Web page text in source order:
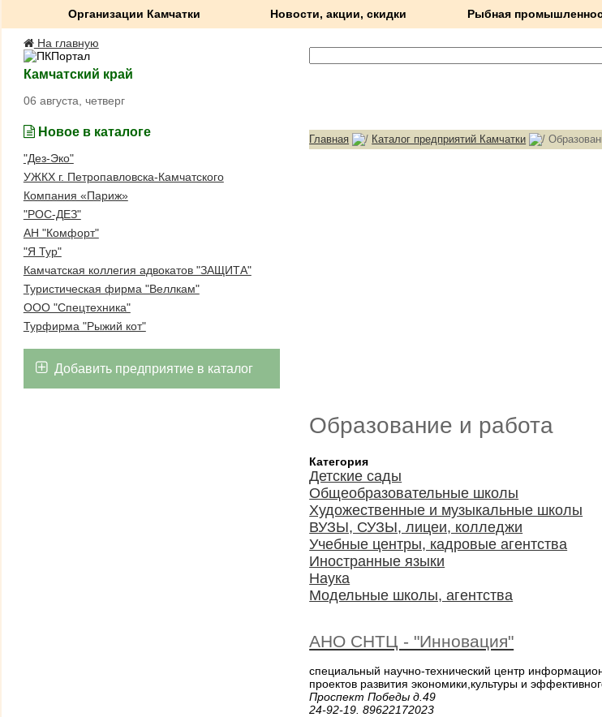
Организации Камчатки Новости, акции, скидки Рыбная
На главную
Камчатский край
06 августа, четверг
Новое в каталоге
"Дез-Эко"
УЖКХ г. Петропавловска-Камчатского
Компания «Париж»
"РОС-ДЕЗ"
АН "Комфорт"
"Я Тур"
Камчатская коллегия адвокатов "ЗАЩИТА"
Туристическая фирма "Веллкам"
ООО "Спецтехника"
Турфирма "Рыжий кот"
Добавить предприятие в каталог
Главная Каталог предприятий Камчатки
Образование и работа
Категория
Детские сады
Общеобразовательные школы
Художественные и музыкальные школы
ВУЗЫ, СУЗЫ, лицеи, колледжи
Учебные центры, кадровые агентства
Иностранные языки
Наука
Модельные школы, агентства
АНО СНТЦ - "Инновация"
специальный научно-технический центр
проектов развития экономики,культуры и
Проспект Победы д.49
24-92-19. 89622172023